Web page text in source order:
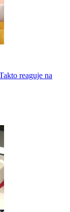
reaguje na